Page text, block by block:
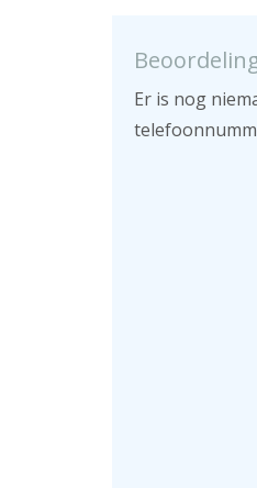
Er is nog